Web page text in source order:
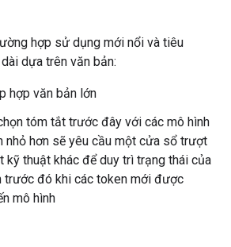
hợp sử dụng mới nổi và tiêu
dựa trên văn bản:
hợp văn bản lớn
tóm tắt trước đây với các mô hình
nhỏ hơn sẽ yêu cầu một cửa sổ trượt
kỹ thuật khác để duy trì trạng thái của
trước đó khi các token mới được
mô hình